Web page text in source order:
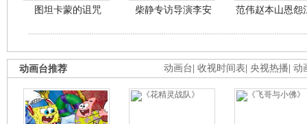
图坦卡蒙的诅咒 柴静专访导演李安 范伟赵本山恩怨
动画台 收视时间表 央视热播 动
动画台推荐